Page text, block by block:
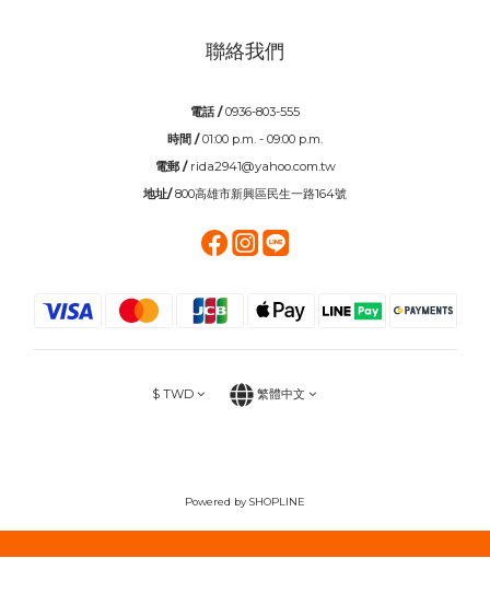
聯絡我們
電話 /0936-803-555
時間 /01:00 p.m. - 09:00 p.m.
電郵 / rida2941@yahoo.com.tw
地址/800高雄市新興區民生一路164號
$ TWD 繁體中文
Powered by SHOPLINE